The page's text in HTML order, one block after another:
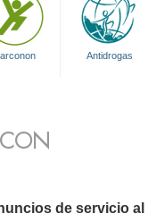
Antidrogas
de servicio